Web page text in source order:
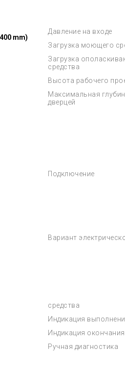
mm)
Давление на входе
Загрузка моющего
Загрузка
средства
Высота рабочего
Максимальная
дверцей
Подключение
Вариант
средства
Индикация
Индикация
Ручная диагностика